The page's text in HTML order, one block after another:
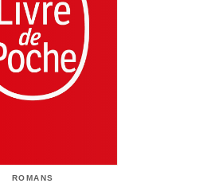
ROMANS